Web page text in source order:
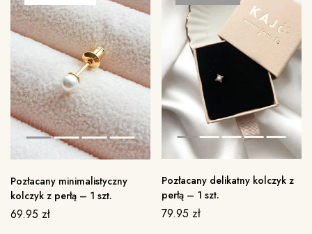
Pozłacany minimalistyczny
kolczyk z perłą – 1 szt.
69.95 zł
Pozłacany delikatny kolczyk z
perłą – 1 szt.
79.95 zł